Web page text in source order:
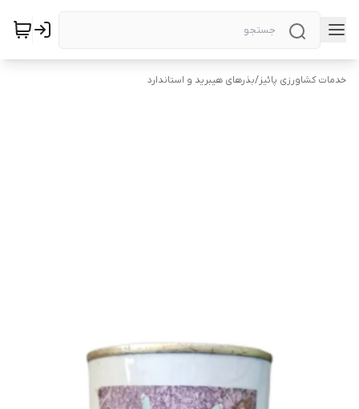
خدمات کشاورزی پائیز/بذرهای هیبرید و استاندارد